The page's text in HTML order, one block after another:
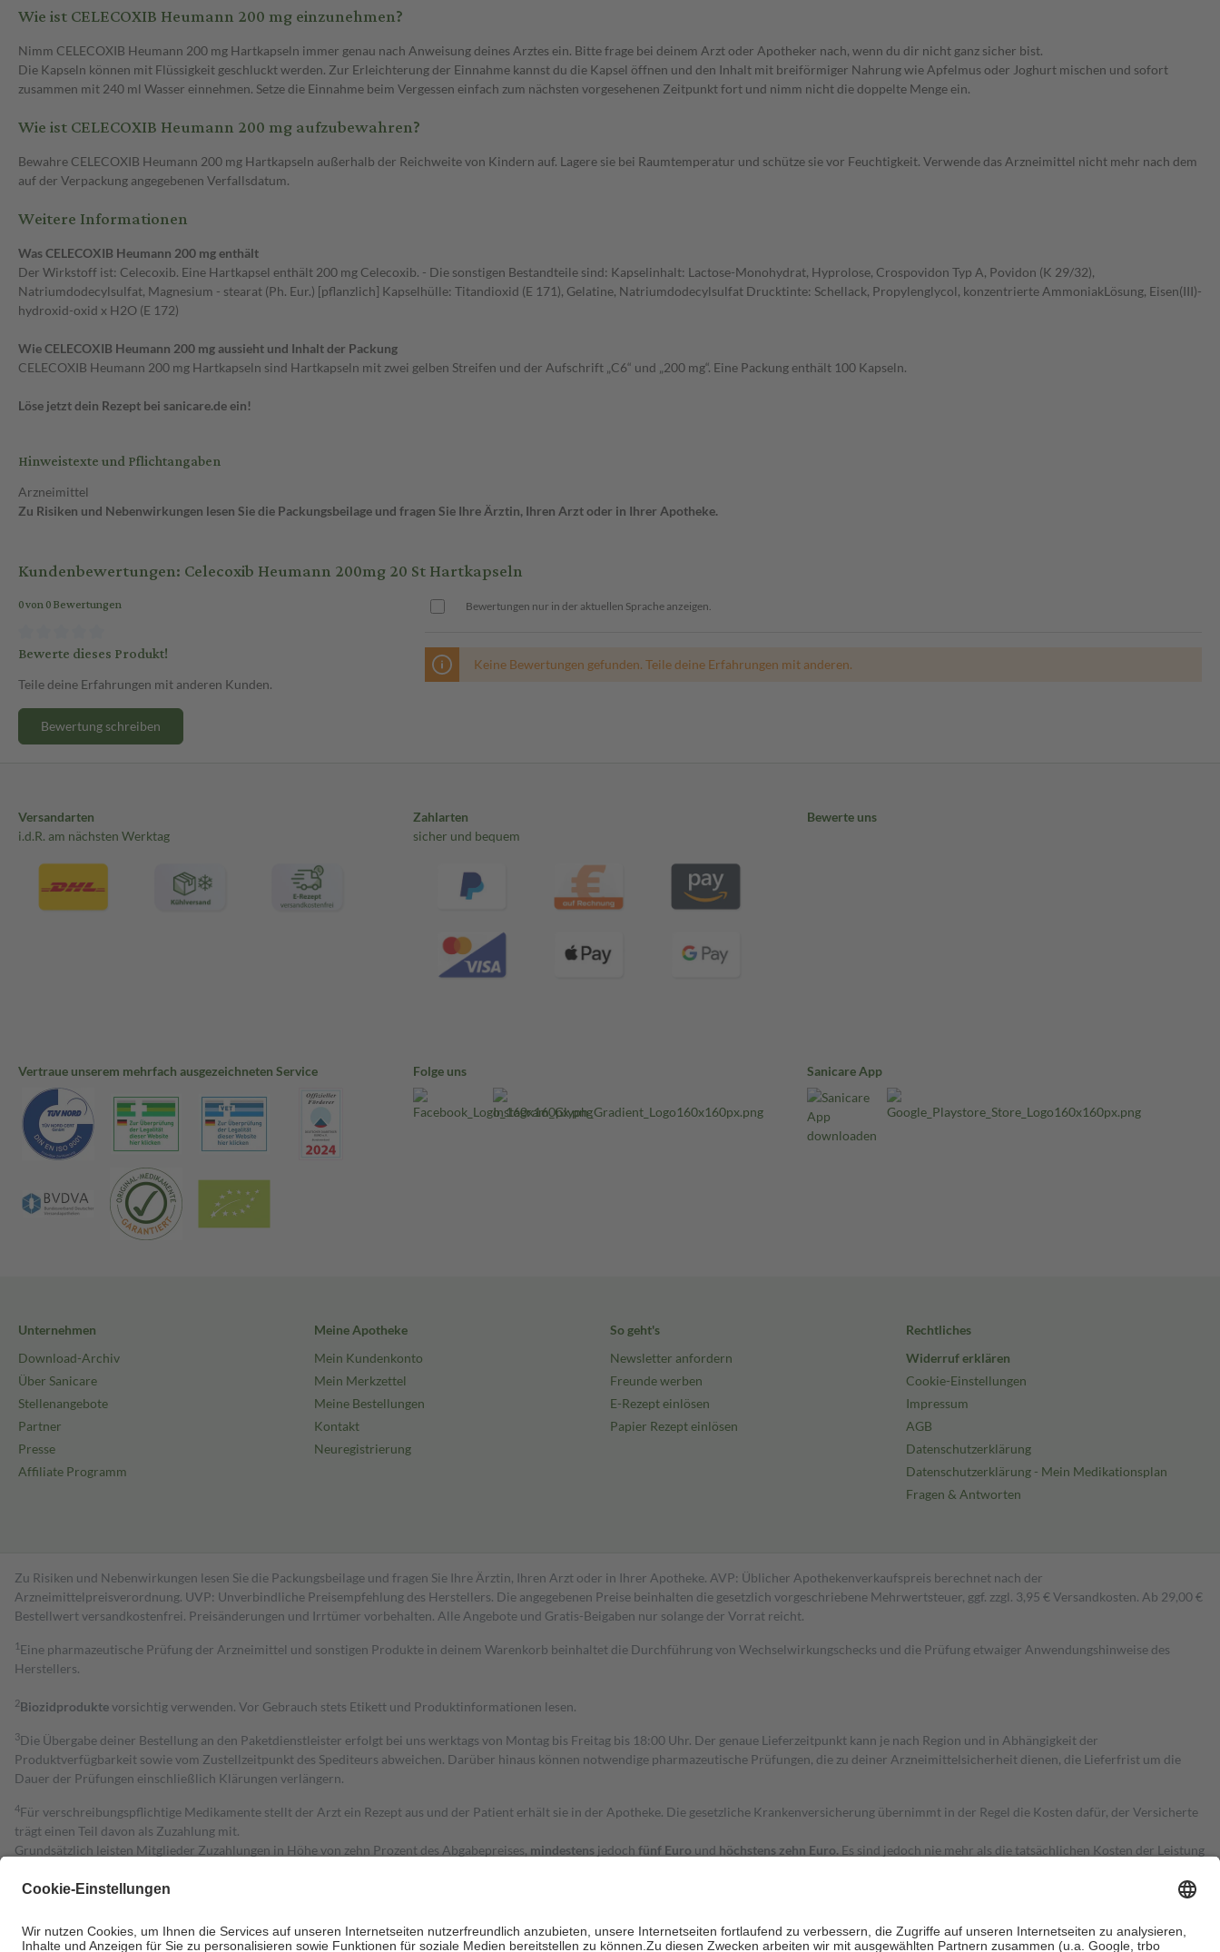
Wie ist CELECOXIB Heumann 200 mg einzunehmen?
Nimm CELECOXIB Heumann 200 mg Hartkapseln immer genau nach Anweisung deines Arztes ein. Bitte frage bei deinem Arzt oder Apotheker nach, wenn du dir nicht ganz sicher bist.
Die Kapseln können mit Flüssigkeit geschluckt werden. Zur Erleichterung der Einnahme kannst du die Kapsel öffnen und den Inhalt mit breiförmiger Nahrung wie Apfelmus oder Joghurt mischen und sofort
zusammen mit 240 ml Wasser einnehmen. Setze die Einnahme beim Vergessen einfach zum nächsten vorgesehenen Zeitpunkt fort und nimm nicht die doppelte Menge ein.
Wie ist CELECOXIB Heumann 200 mg aufzubewahren?
Bewahre CELECOXIB Heumann 200 mg Hartkapseln außerhalb der Reichweite von Kindern auf. Lagere sie bei Raumtemperatur und schütze sie vor Feuchtigkeit. Verwende das Arzneimittel nicht mehr nach dem
auf der Verpackung angegebenen Verfallsdatum.
Weitere Informationen
Was CELECOXIB Heumann 200 mg enthält
Der Wirkstoff ist: Celecoxib. Eine Hartkapsel enthält 200 mg Celecoxib. - Die sonstigen Bestandteile sind: Kapselinhalt: Lactose-Monohydrat, Hyprolose, Crospovidon Typ A, Povidon (K 29/32),
Natriumdodecylsulfat, Magnesium - stearat (Ph. Eur.) [pflanzlich] Kapselhülle: Titandioxid (E 171), Gelatine, Natriumdodecylsulfat Drucktinte: Schellack, Propylenglycol, konzentrierte AmmoniakLösung, Eisen(III)-
hydroxid-oxid x H2O (E 172)
Wie CELECOXIB Heumann 200 mg aussieht und Inhalt der Packung
CELECOXIB Heumann 200 mg Hartkapseln sind Hartkapseln mit zwei gelben Streifen und der Aufschrift „C6“ und „200 mg“. Eine Packung enthält 100 Kapseln.
Löse jetzt dein Rezept bei sanicare.de ein!
Hinweistexte und Pflichtangaben
Arzneimittel
Zu Risiken und Nebenwirkungen lesen Sie die Packungsbeilage und fragen Sie Ihre Ärztin, Ihren Arzt oder in Ihrer Apotheke.
Kundenbewertungen: Celecoxib Heumann 200mg 20 St Hartkapseln
0 von 0 Bewertungen
Bewerte dieses Produkt!
Teile deine Erfahrungen mit anderen Kunden.
Bewertung schreiben
Bewertungen nur in der aktuellen Sprache anzeigen.
Keine Bewertungen gefunden. Teile deine Erfahrungen mit anderen.
Versandarten
i.d.R. am nächsten Werktag
Zahlarten
sicher und bequem
Bewerte uns
Vertraue unserem mehrfach ausgezeichneten Service Folge uns Sanicare App
Unternehmen
Download-Archiv
Über Sanicare
Stellenangebote
Partner
Presse
Affiliate Programm
Meine Apotheke
Mein Kundenkonto
Mein Merkzettel
Meine Bestellungen
Kontakt
Neuregistrierung
So geht's
Newsletter anfordern
Freunde werben
E-Rezept einlösen
Papier Rezept einlösen
Rechtliches
Widerruf erklären
Cookie-Einstellungen
Impressum
AGB
Datenschutzerklärung
Datenschutzerklärung - Mein Medikationsplan
Fragen & Antworten
Zu Risiken und Nebenwirkungen lesen Sie die Packungsbeilage und fragen Sie Ihre Ärztin, Ihren Arzt oder in Ihrer Apotheke. AVP: Üblicher Apothekenverkaufspreis berechnet nach der
Arzneimittelpreisverordnung. UVP: Unverbindliche Preisempfehlung des Herstellers. Die angegebenen Preise beinhalten die gesetzlich vorgeschriebene Mehrwertsteuer, ggf. zzgl. 3,95 € Versandkosten. Ab 29,00 €
Bestell­wert versand­kosten­frei. Preisänderungen und Irrtümer vorbehalten. Alle Angebote und Gratis-Beigaben nur solange der Vorrat reicht.
1 Eine pharmazeutische Prüfung der Arzneimittel und sonstigen Produkte in deinem Warenkorb beinhaltet die Durchführung von Wechselwirkungschecks und die Prüfung etwaiger Anwendungshinweise des
Herstellers.
2Biozidproduktevorsichtig verwenden. Vor Gebrauch stets Etikett und Produktinformationen lesen.
3Die Übergabe deiner Bestellung an den Paketdienstleister erfolgt bei uns werktags von Montag bis Freitag bis 18:00 Uhr. Der genaue Lieferzeitpunkt kann je nach Region und in Abhängigkeit der
Produktverfügbarkeit sowie vom Zustellzeitpunkt des Spediteurs abweichen. Darüber hinaus können notwendige pharmazeutische Prüfungen, die zu deiner Arzneimittelsicherheit dienen, die Lieferfrist um die
Dauer der Prüfungen einschließlich Klärungen verlängern.
4Für verschreibungspflichtige Medikamente stellt der Arzt ein Rezept aus und der Patient erhält sie in der Apotheke. Die gesetzliche Krankenversicherung übernimmt in der Regel die Kosten dafür, der Versicherte
trägt einen Teil davon als Zuzahlung mit.
Grundsätzlich leisten Mitglieder Zuzahlungen in Höhe von zehn Prozent des Abgabepreises, mindestens jedoch fünf Euro und höchstens zehn Euro. Es sind jedoch nie mehr als die tatsächlichen Kosten der Leistung
Diese Regeln gelten grundsätzlich auch für Online-Apotheken.
Um das Engagement der Versicherten für ihre eigene Gesundheit zu stärken und die besondere Stellung der Familie zu unterstützen, fallenkeine Zuzahlungen an bei:
• Kindern und Jugendlichen bis zum vollendeten 18. Lebensjahr mit Ausnahme der Fahrkosten